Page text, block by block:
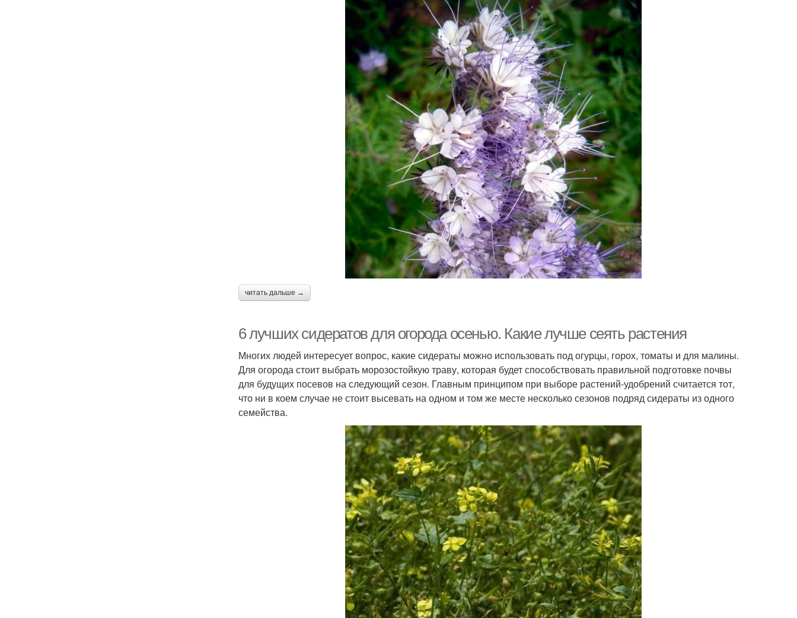
читать дальше →
6 лучших сидератов для огорода осенью. Какие лучше сеять растения
Многих людей интересует вопрос, какие сидераты можно использовать под огурцы, горох, томаты и для малины.
Для огорода стоит выбрать морозостойкую траву, которая будет способствовать правильной подготовке почвы
для будущих посевов на следующий сезон. Главным принципом при выборе растений-удобрений считается тот,
что ни в коем случае не стоит высевать на одном и том же месте несколько сезонов подряд сидераты из одного
семейства.